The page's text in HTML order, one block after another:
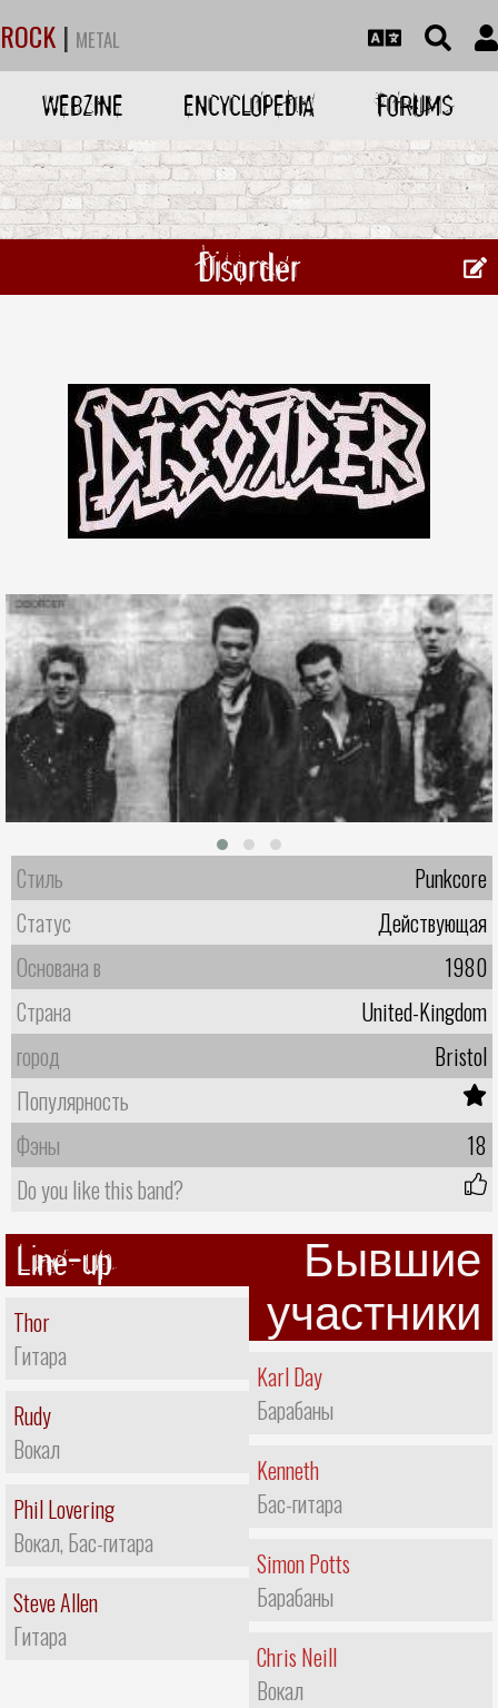
ROCK | METAL
WEBZINE ENCYCLOPEDIA FORUMS
Disorder
Стиль
Punkcore
Статус
Действующая
Основана в
1980
Страна
United-Kingdom
город
Bristol
Популярность
Фэны
18
Do you like this band?
Line-up
Thor
Гитара
Rudy
Вокал
Phil Lovering
Вокал, Бас-гитара
Steve Allen
Гитара
Бывшие
участники
Karl Day
Барабаны
Kenneth
Бас-гитара
Simon Potts
Барабаны
Chris Neill
Вокал